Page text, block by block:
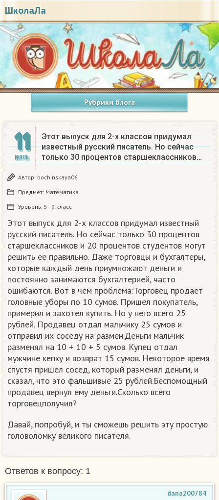
ШколаЛа
Рубрики блога
11
ИЮЛЬ
Этот выпуск для 2-х классов придумал
известный русский писатель. Но сейчас
только 30 процентов старшеклассников…
Автор: bochinskaya06
Предмет: Математика
Уровень: 5 - 9 класс
Этот выпуск для 2-х классов придумал известный
русский писатель. Но сейчас только 30 процентов
старшеклассников и 20 процентов студентов могут
решить ее правильно. Даже торговцы и бухгалтеры,
которые каждый день приумножают деньги и
постоянно занимаются бухгалтерией, часто
ошибаются. Вот в чем проблема:Торговец продает
головные уборы по 10 сумов. Пришел покупатель,
примерил и захотел купить. Но у него всего 25
рублей. Продавец отдал мальчику 25 сумов и
отправил их соседу на размен.Деньги мальчик
разменял на 10 + 10 + 5 сумов. Купец отдал
мужчине кепку и возврат 15 сумов. Некоторое время
спустя пришел сосед, который разменял деньги, и
сказал, что это фальшивые 25 рублей.Беспомощный
продавец вернул ему деньги.Сколько всего
торговецполучил?
Давай, попробуй, и ты сможешь решить эту простую
головоломку великого писателя.​
Ответов к вопросу: 1
dana200784